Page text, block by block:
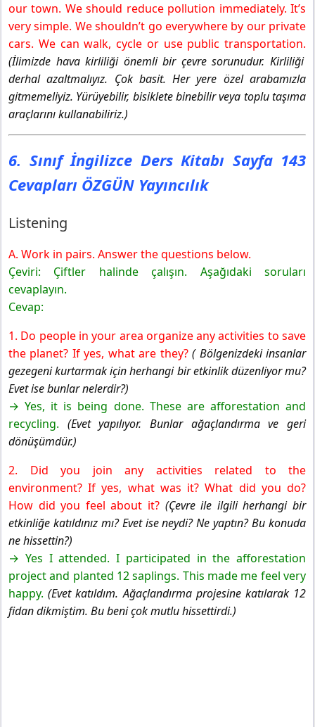
our town. We should reduce pollution immediately. It’s
very simple. We shouldn’t go everywhere by our private
cars. We can walk, cycle or use public transportation.
(İlimizde hava kirliliği önemli bir çevre sorunudur. Kirliliği
derhal azaltmalıyız. Çok basit. Her yere özel arabamızla
gitmemeliyiz. Yürüyebilir, bisiklete binebilir veya toplu taşıma
araçlarını kullanabiliriz.)
6. Sınıf İngilizce Ders Kitabı Sayfa 143
Cevapları ÖZGÜN Yayıncılık
Listening
A. Work in pairs. Answer the questions below.
Çeviri: Çiftler halinde çalışın. Aşağıdaki soruları
cevaplayın.
Cevap:
1. Do people in your area organize any activities to save
the planet? If yes, what are they?( Bölgenizdeki insanlar
gezegeni kurtarmak için herhangi bir etkinlik düzenliyor mu?
Evet ise bunlar nelerdir?)
→ Yes, it is being done. These are afforestation and
recycling. (Evet yapılıyor. Bunlar ağaçlandırma ve geri
dönüşümdür.)
2. Did you join any activities related to the
environment? If yes, what was it? What did you do?
How did you feel about it? (Çevre ile ilgili herhangi bir
etkinliğe katıldınız mı? Evet ise neydi? Ne yaptın? Bu konuda
ne hissettin?)
→ Yes I attended. I participated in the afforestation
project and planted 12 saplings. This made me feel very
happy. (Evet katıldım. Ağaçlandırma projesine katılarak 12
fidan dikmiştim. Bu beni çok mutlu hissettirdi.)